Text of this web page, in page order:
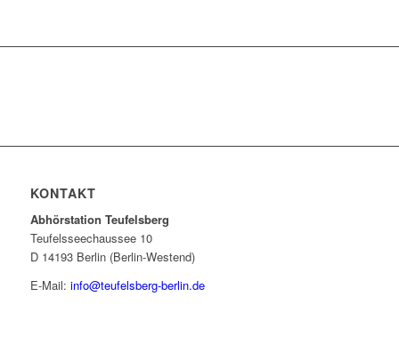
KONTAKT
Abhörstation Teufelsberg
Teufelsseechaussee 10
D 14193 Berlin (Berlin-Westend)
E-Mail: info@teufelsberg-berlin.de